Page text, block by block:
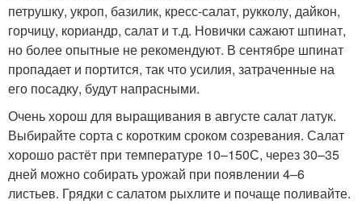
петрушку, укроп, базилик, кресс-салат, рукколу, дайкон,
горчицу, кориандр, салат и т.д. Новички сажают шпинат,
но более опытные не рекомендуют. В сентябре шпинат
пропадает и портится, так что усилия, затраченные на
его посадку, будут напрасными.
Очень хорош для выращивания в августе салат латук.
Выбирайте сорта с коротким сроком созревания. Салат
хорошо растёт при температуре 10–150С, через 30–35
дней можно собирать урожай при появлении 4–6
листьев. Грядки с салатом рыхлите и почаще поливайте.